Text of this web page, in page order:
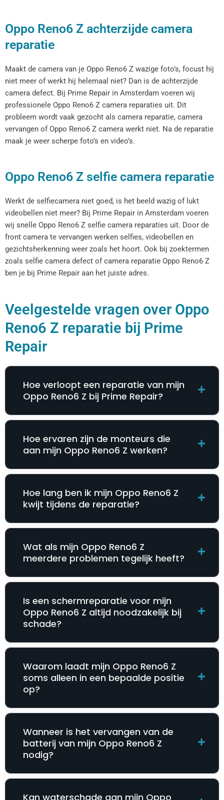
Oppo Reno6 Z achterzijde camera
reparatie
Maakt de camera van je Oppo Reno6 Z wazige foto’s, focust hij
niet meer of werkt hij helemaal niet? Dan is de achterzijde
camera defect. Bij Prime Repair in Amsterdam voeren wij
professionele Oppo Reno6 Z camera reparaties uit. Dit
probleem wordt vaak gezocht als camera reparatie, camera
vervangen of Oppo Reno6 Z camera werkt niet. Na de reparatie
maak je weer scherpe foto’s en video’s.
Oppo Reno6 Z selfie camera reparatie
Werkt de selfiecamera niet goed, is het beeld wazig of lukt
videobellen niet meer? Bij Prime Repair in Amsterdam voeren
wij snelle Oppo Reno6 Z selfie camera reparaties uit. Door de
front camera te vervangen werken selfies, videobellen en
gezichtsherkenning weer zoals het hoort. Ook bij zoektermen
zoals selfie camera defect of camera reparatie Oppo Reno6 Z
ben je bij Prime Repair aan het juiste adres.
Veelgestelde vragen over Oppo
Reno6 Z reparatie bij Prime
Repair
Hoe verloopt een reparatie van mijn
Oppo Reno6 Z bij Prime Repair?
Hoe ervaren zijn de monteurs die
aan mijn Oppo Reno6 Z werken?
Hoe lang ben ik mijn Oppo Reno6 Z
kwijt tijdens de reparatie?
Wat als mijn Oppo Reno6 Z
meerdere problemen tegelijk heeft?
Is een schermreparatie voor mijn
Oppo Reno6 Z altijd noodzakelijk bij
schade?
Waarom laadt mijn Oppo Reno6 Z
soms alleen in een bepaalde positie
op?
Wanneer is het vervangen van de
batterij van mijn Oppo Reno6 Z
nodig?
Kan waterschade aan mijn Oppo